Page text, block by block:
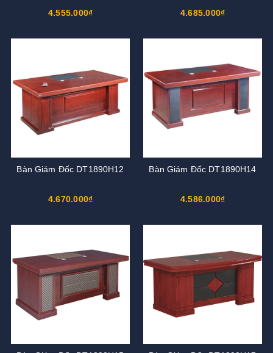
4.555.000₫ 4.685.000₫
Bàn Giám Đốc DT1890H12
4.670.000₫
Bàn Giám Đốc DT1890H14
4.586.000₫